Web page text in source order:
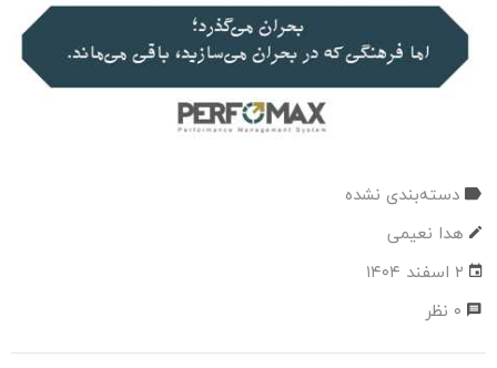
دسته‌بندی نشده
هدا نعیمی
۲ اسفند ۱۴۰۴
۰ نظر